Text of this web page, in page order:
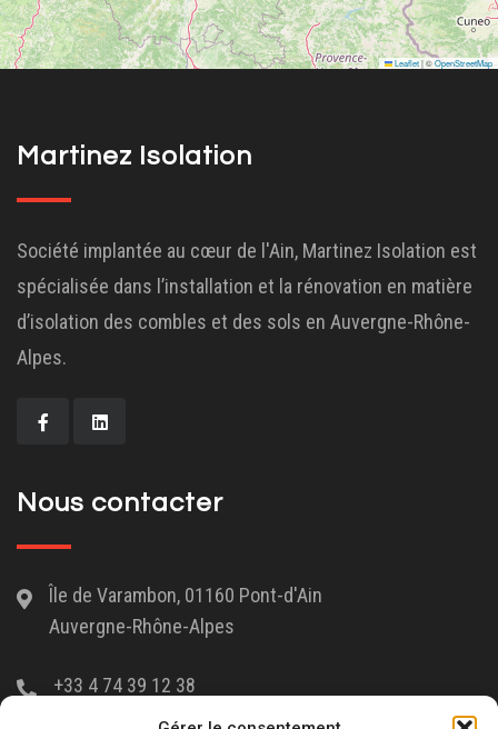
Leaflet|©OpenStreetMap
Martinez Isolation
Société implantée au cœur de l'Ain, Martinez Isolation est
spécialisée dans l’installation et la rénovation en matière
d’isolation des combles et des sols en Auvergne-Rhône-
Alpes.
Nous contacter
Île de Varambon, 01160 Pont-d'Ain
Auvergne-Rhône-Alpes
+33 4 74 39 12 38